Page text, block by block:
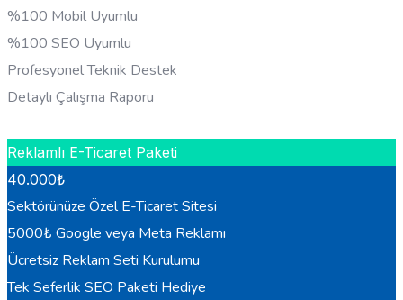
%100 Mobil Uyumlu
%100 SEO Uyumlu
Profesyonel Teknik Destek
Detaylı Çalışma Raporu
Reklamlı E-Ticaret Paketi
40.000₺
Sektörünüze Özel E-Ticaret Sitesi
5000₺ Google veya Meta Reklamı
Ücretsiz Reklam Seti Kurulumu
Tek Seferlik SEO Paketi Hediye